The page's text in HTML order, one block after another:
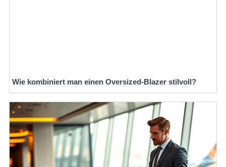
Wie kombiniert man einen Oversized-Blazer stilvoll?